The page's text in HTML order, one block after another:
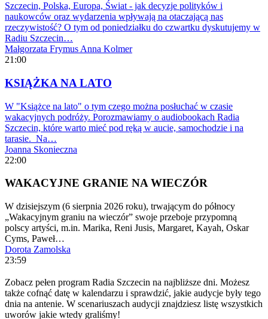
Szczecin, Polska, Europa, Świat - jak decyzje polityków i
naukowców oraz wydarzenia wpływają na otaczającą nas
rzeczywistość? O tym od poniedziałku do czwartku dyskutujemy w
Radiu Szczecin…
Małgorzata Frymus Anna Kolmer
21:00
KSIĄŻKA NA LATO
W "Książce na lato" o tym czego można posłuchać w czasie
wakacyjnych podróży. Porozmawiamy o audiobookach Radia
Szczecin, które warto mieć pod ręką w aucie, samochodzie i na
tarasie. Na…
Joanna Skonieczna
22:00
WAKACYJNE GRANIE NA WIECZÓR
W dzisiejszym (6 sierpnia 2026 roku), trwającym do północy
„Wakacyjnym graniu na wieczór” swoje przeboje przypomną
polscy artyści, m.in. Marika, Reni Jusis, Margaret, Kayah, Oskar
Cyms, Paweł…
Dorota Zamolska
23:59
Zobacz pełen program Radia Szczecin na najbliższe dni. Możesz
także cofnąć datę w kalendarzu i sprawdzić, jakie audycje były tego
dnia na antenie. W scenariuszach audycji znajdziesz listę wszystkich
uworów jakie wtedy graliśmy!